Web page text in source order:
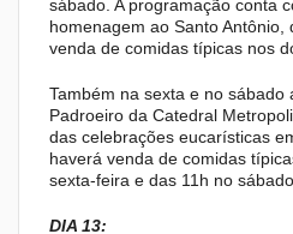
sábado. A programação conta
homenagem ao Santo
venda de comidas típicas nos
Também na sexta e no sábado
Padroeiro da Catedral
das celebrações eucarísticas
haverá venda de comidas
sexta-feira e das 11h no sábado.
DIA 13: